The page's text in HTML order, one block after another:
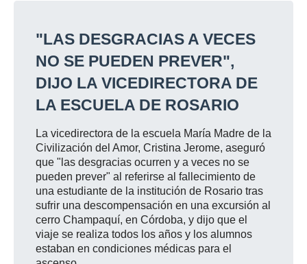
"LAS DESGRACIAS A VECES
NO SE PUEDEN PREVER",
DIJO LA VICEDIRECTORA DE
LA ESCUELA DE ROSARIO
La vicedirectora de la escuela María Madre de la
Civilización del Amor, Cristina Jerome, aseguró
que "las desgracias ocurren y a veces no se
pueden prever" al referirse al fallecimiento de
una estudiante de la institución de Rosario tras
sufrir una descompensación en una excursión al
cerro Champaquí, en Córdoba, y dijo que el
viaje se realiza todos los años y los alumnos
estaban en condiciones médicas para el